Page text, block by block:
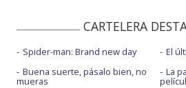
CARTELERA
Spider-man: Brand new day
Buena suerte, pásalo bien, no
mueras
El
La